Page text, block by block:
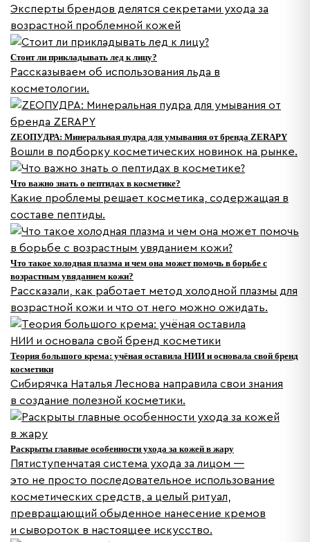
Эксперты брендов делятся секретами ухода за
возрастной проблемной кожей
Стоит ли прикладывать лед к лицу?
Рассказываем об использования льда в
косметологии.
ZEOПУДРА: Минеральная пудра для умывания от бренда ZERAPY
Вошли в подборку косметических новинок на рынке.
Что важно знать о пептидах в косметике?
Какие проблемы решает косметика, содержащая в
составе пептиды.
Что такое холодная плазма и чем она может помочь в борьбе с
возрастным увяданием кожи?
Рассказали, как работает метод холодной плазмы для
возрастной кожи и что от него можно ожидать.
Теория большого крема: учёная оставила НИИ и основала свой бренд
косметики
Сибирячка Наталья Леснова направила свои знания
в создание полезной косметики.
Раскрыты главные особенности ухода за кожей в жару
Пятиступенчатая система ухода за лицом —
это не просто последовательное использование
косметических средств, а целый ритуал,
превращающий обыденное нанесение кремов
и сывороток в настоящее искусство.